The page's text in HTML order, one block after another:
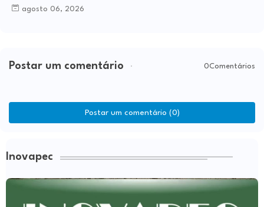
agosto 06, 2026
Postar um comentário 0Comentários
Postar um comentário (0)
Inovapec